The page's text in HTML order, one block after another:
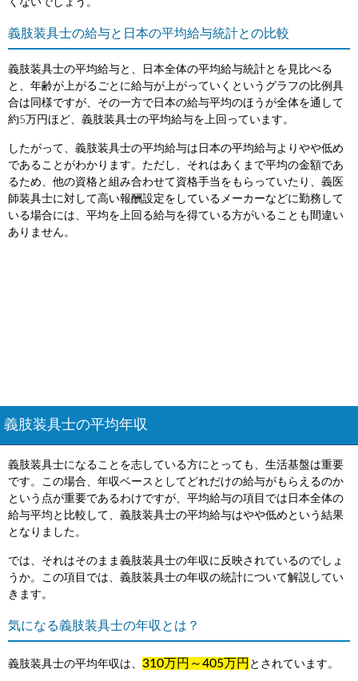
くないでしょう。
義肢装具士の給与と日本の平均給与統計との比較
義肢装具士の平均給与と、日本全体の平均給与統計とを見比べる
と、年齢が上がるごとに給与が上がっていくというグラフの比例具
合は同様ですが、その一方で日本の給与平均のほうが全体を通して
約5万円ほど、義肢装具士の平均給与を上回っています。
したがって、義肢装具士の平均給与は日本の平均給与よりやや低め
であることがわかります。ただし、それはあくまで平均の金額であ
るため、他の資格と組み合わせて資格手当をもらっていたり、義医
師装具士に対して高い報酬設定をしているメーカーなどに勤務して
いる場合には、平均を上回る給与を得ている方がいることも間違い
ありません。
義肢装具士の平均年収
義肢装具士になることを志している方にとっても、生活基盤は重要
です。この場合、年収ベースとしてどれだけの給与がもらえるのか
という点が重要であるわけですが、平均給与の項目では日本全体の
給与平均と比較して、義肢装具士の平均給与はやや低めという結果
となりました。
では、それはそのまま義肢装具士の年収に反映されているのでしょ
うか。この項目では、義肢装具士の年収の統計について解説してい
きます。
気になる義肢装具士の年収とは？
義肢装具士の平均年収は、 310万円～405万円 とされています。